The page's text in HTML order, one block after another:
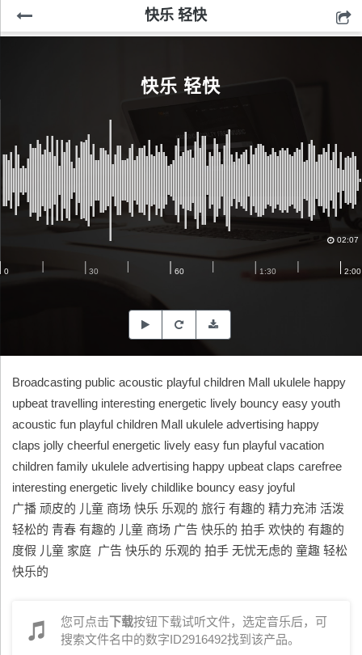
快乐 轻快
快乐 轻快
02:07
Broadcasting public acoustic playful children Mall ukulele happy
upbeat travelling interesting energetic lively bouncy easy youth
acoustic fun playful children Mall ukulele advertising happy
claps jolly cheerful energetic lively easy fun playful vacation
children family ukulele advertising happy upbeat claps carefree
interesting energetic lively childlike bouncy easy joyful
广播 顽皮的 儿童 商场 快乐 乐观的 旅行 有趣的 精力充沛 活泼
轻松的 青春 有趣的 儿童 商场 广告 快乐的 拍手 欢快的 有趣的
度假 儿童 家庭 广告 快乐的 乐观的 拍手 无忧无虑的 童趣 轻松
快乐的
您可点击下载按钮下载试听文件，选定音乐后，可
搜索文件名中的数字ID2916492找到该产品。